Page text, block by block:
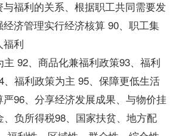
福利的关系、根据职工共同需要发
济管理实行经济核算 90、职工集
福利
92、商品化兼福利政策93、福利
福利政策为主 95、保障更低生活
96、分享经济发展成果、与物价挂
负所得税98、国家扶贫、地方配